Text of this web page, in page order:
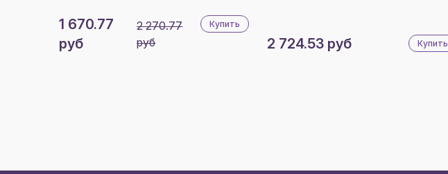
1 670.77
руб
2 270.77
руб
Купить
2 724.53 руб Купить